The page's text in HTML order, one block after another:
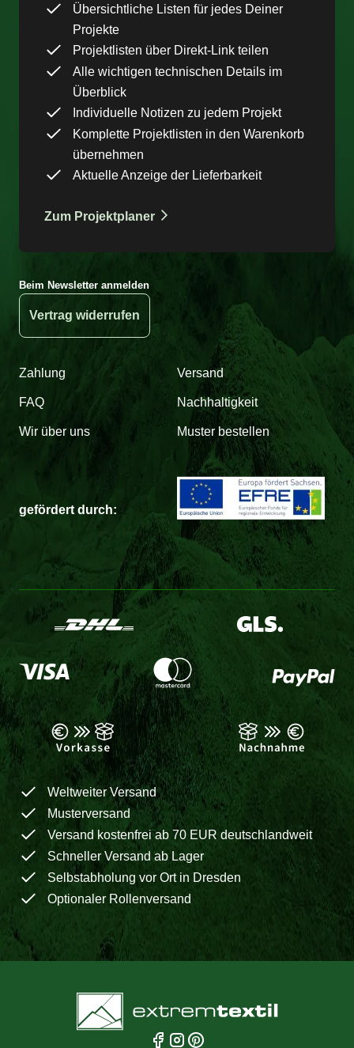
Übersichtliche Listen für jedes Deiner
Projekte
Projektlisten über Direkt-Link teilen
Alle wichtigen technischen Details im
Überblick
Individuelle Notizen zu jedem Projekt
Komplette Projektlisten in den Warenkorb
übernehmen
Aktuelle Anzeige der Lieferbarkeit
Zum Projektplaner
Beim Newsletter anmelden
Vertrag widerrufen
Zahlung Versand
FAQ Nachhaltigkeit
Wir über uns Muster bestellen
gefördert durch:
Weltweiter Versand
Musterversand
Versand kostenfrei ab 70 EUR deutschlandweit
Schneller Versand ab Lager
Selbstabholung vor Ort in Dresden
Optionaler Rollenversand